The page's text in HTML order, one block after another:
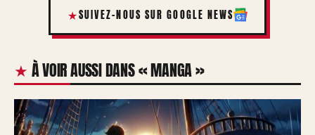
SUIVEZ-NOUS SUR GOOGLE NEWS
À VOIR AUSSI DANS « MANGA »